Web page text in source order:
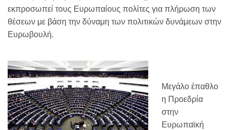
εκπροσωπεί τους Ευρωπαίους πολίτες για πλήρωση των
θέσεων με βάση την δύναμη των πολιτικών δυνάμεων στην
Ευρωβουλή.
Μεγάλο έπαθλο
η Προεδρία
στην
Ευρωπαϊκή